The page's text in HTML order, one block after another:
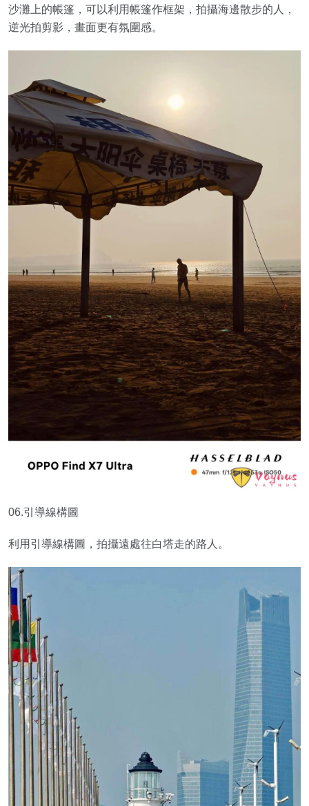
沙灘上的帳篷，可以利用帳篷作框架，拍攝海邊散步的人，
逆光拍剪影，畫面更有氛圍感。
06.引導線構圖
利用引導線構圖，拍攝遠處往白塔走的路人。